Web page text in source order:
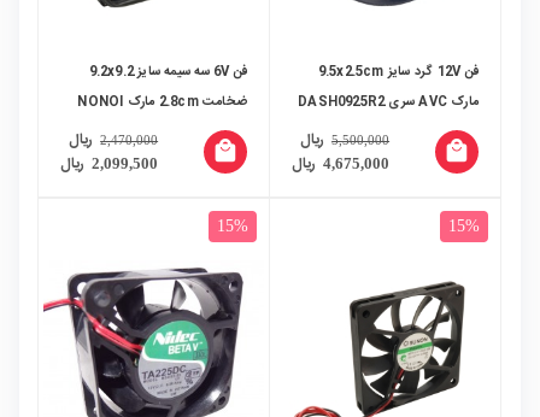
فن 12V گرد سایز 9.5x2.5cm
مارک AVC سری DASH0925R2
- AMD
4,675,000 ریال
5,500,000 ریال local_mall
فن 6V سه سیمه سایز 9.2x9.2
ضخامت 2.8cm مارک NONOI
مدل G9232L06B2
2,099,500 ریال
2,470,000 ریال local_mall
15%
15%